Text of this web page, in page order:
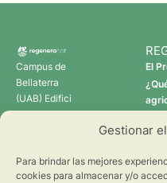
Gestionar
Para brindar las mejores
cookies para almacenar y/o
Campus de
Bellaterra
(UAB) Edifici
C 08193
El